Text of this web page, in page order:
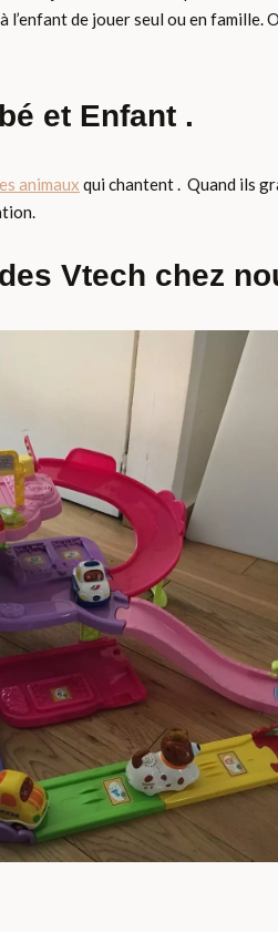
de jouer seul ou en famille.
et Enfant .
animaux qui chantent . Quand ils
Vtech chez